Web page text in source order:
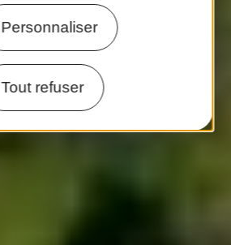
Personnaliser
Tout refuser